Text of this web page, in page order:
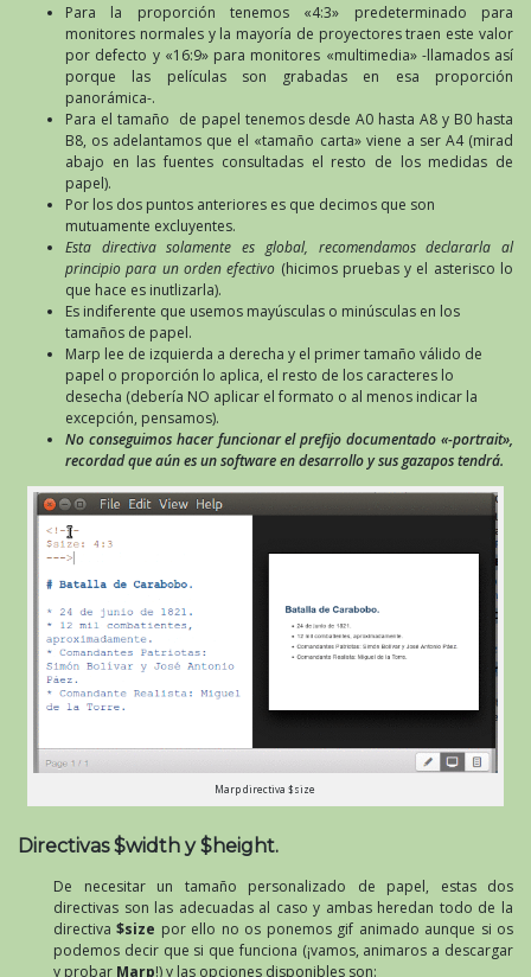
Para la proporción tenemos «4:3» predeterminado para
monitores normales y la mayoría de proyectores traen este valor
por defecto y «16:9» para monitores «multimedia» -llamados así
porque las películas son grabadas en esa proporción
panorámica-.
Para el tamaño de papel tenemos desde A0 hasta A8 y B0 hasta
B8, os adelantamos que el «tamaño carta» viene a ser A4 (mirad
abajo en las fuentes consultadas el resto de los medidas de
papel).
Por los dos puntos anteriores es que decimos que son
mutuamente excluyentes.
Esta directiva solamente es global, recomendamos declararla al
principio para un orden efectivo (hicimos pruebas y el asterisco lo
que hace es inutlizarla).
Es indiferente que usemos mayúsculas o minúsculas en los
tamaños de papel.
Marp lee de izquierda a derecha y el primer tamaño válido de
papel o proporción lo aplica, el resto de los caracteres lo
desecha (debería NO aplicar el formato o al menos indicar la
excepción, pensamos).
No conseguimos hacer funcionar el prefijo documentado «-portrait»,
recordad que aún es un software en desarrollo y sus gazapos tendrá.
Marp directiva $size
Directivas $width y $height.
De necesitar un tamaño personalizado de papel, estas dos
directivas son las adecuadas al caso y ambas heredan todo de la
directiva$size por ello no os ponemos gif animado aunque si os
podemos decir que si que funciona (¡vamos, animaros a descargar
y probar Marp!) y las opciones disponibles son: